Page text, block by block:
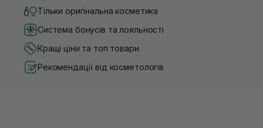
Тільки оригінальна косметика
Система бонусів та лояльності
Кращі ціни та топ товари
Рекомендації від косметологів